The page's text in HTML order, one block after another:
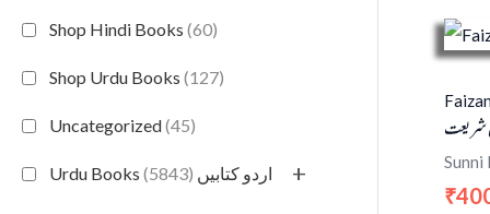
Shop Hindi Books (60)
Shop Urdu Books (127)
Uncategorized(45)
Urdu Books اردو کتابیں (5843) +
شریعت
Sunni
₹